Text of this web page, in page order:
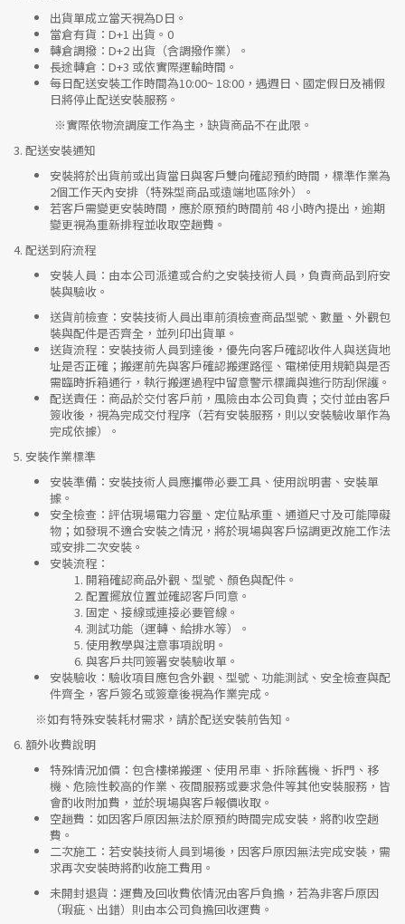
出貨單成立當天視為D日。
當倉有貨： D+1 出貨。0
轉倉調撥： D+2 出貨（含調撥作業）。
長途轉倉： D+3 或依實際運輸時間。
每日配送安裝工作時間為10:00~ 18:00，遇週日、國定假日及補假
日將停止配送安裝服務。
※實際依物流調度工作為主，缺貨商品不在此限。
3. 配送安裝通知
安裝將於出貨前或出貨當日與客戶雙向確認預約時間，標準作業為
2個工作天內安排（特殊型商品或遠端地區除外）。
若客戶需變更安裝時間，應於原預約時間前 48 小時內提出，逾期
變更視為重新排程並收取空趟費。
4. 配送到府流程
安裝人員 ：由本公司派遣或合約之安裝技術人員，負責商品到府安
裝與驗收。
送貨前檢查 ：安裝技術人員出車前須檢查商品型號、數量、外觀包
裝與配件是否齊全，並列印出貨單。
送貨流程 ：安裝技術人員到達後，優先向客戶確認收件人與送貨地
址是否正確；搬運前先與客戶確認搬運路徑、電梯使用規範與是否
需臨時拆箱通行，執行搬運過程中留意警示標識與進行防刮保護。
配送責任 ：商品於交付客戶前，風險由本公司負責；交付並由客戶
簽收後，視為完成交付程序（若有安裝服務，則以安裝驗收單作為
完成依據）。
5. 安裝作業標準
安裝準備 ：安裝技術人員應攜帶必要工具、使用說明書、安裝單
據。
安全檢查 ：評估現場電力容量、定位點承重、通道尺寸及可能障礙
物；如發現不適合安裝之情況，將於現場與客戶協調更改施工作法
或安排二次安裝。
安裝流程 ：
開箱確認商品外觀、型號、顏色與配件。
配置擺放位置並確認客戶同意。
固定、接線或連接必要管線。
測試功能（運轉、給排水等）。
使用教學與注意事項說明。
與客戶共同簽署安裝驗收單。
安裝驗收 ：驗收項目應包含外觀、型號、功能測試、安全檢查與配
件齊全，客戶簽名或簽章後視為作業完成。
※如有特殊安裝耗材需求，請於配送安裝前告知。
6. 額外收費說明
特殊情況加價 ：包含樓梯搬運、使用吊車、拆除舊機、拆門、移
機、危險性較高的作業、夜間服務或要求急件等其他安裝服務，皆
會酌收附加費，並於現場與客戶報價收取。
空趟費 ：如因客戶原因無法於原預約時間完成安裝，將酌收空趟
費。
二次施工 ：若安裝技術人員到場後，因客戶原因無法完成安裝，需
求再次安裝時將酌收施工費用。
未開封退貨 ：運費及回收費依情況由客戶負擔，若為非客戶原因
（瑕疵、出錯）則由本公司負擔回收運費。